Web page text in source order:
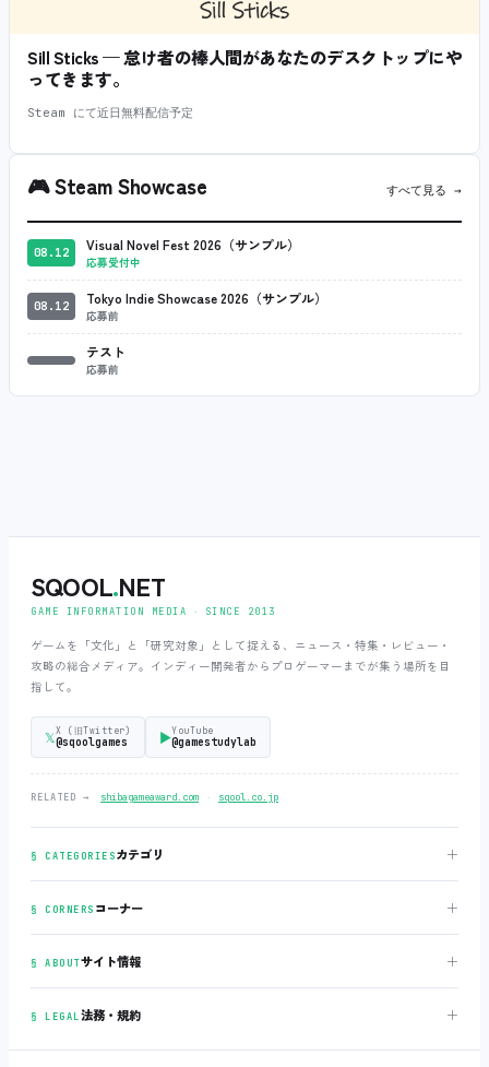
Sill Sticks — 怠け者の棒人間があなたのデスクトップにや
ってきます。
Steam にて近日無料配信予定
🎮Steam Showcase すべて見る →
08.12 Visual Novel Fest 2026（サンプル）
応募受付中
08.12 Tokyo Indie Showcase 2026（サンプル）
応募前
テスト
応募前
SQOOL.NET
GAME INFORMATION MEDIA ‧ SINCE 2013
ゲームを「文化」と「研究対象」として捉える、ニュース・特集・レビュー・
攻略の総合メディア。インディー開発者からプロゲーマーまでが集う場所を目
指して。
𝕏X (旧Twitter)
@sqoolgames ▶YouTube
@gamestudylab
RELATED → shibagameaward.com ‧ sqool.co.jp
§ CATEGORIESカテゴリ ＋
§ CORNERS コーナー ＋
§ ABOUTサイト情報 ＋
§ LEGAL法務・規約 ＋